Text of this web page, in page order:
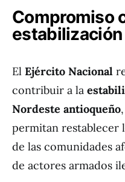
Compromiso
El Ejército Nacional
contribuir a la
Nordeste antioqueño
permitan restablecer
de las comunidades
de actores armados